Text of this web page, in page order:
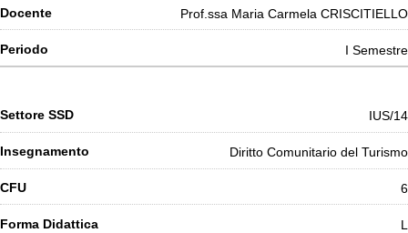
Prof.ssa Maria Carmela CRISCITIELLO
I Semestre
IUS/14
Diritto Comunitario del Turismo
6
L